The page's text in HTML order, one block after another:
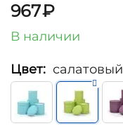
967₽
В наличии
Цвет: салатовый